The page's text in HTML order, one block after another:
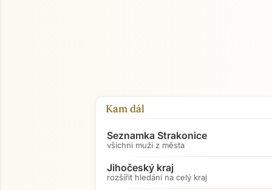
Kam dál
Seznamka Strakonice
všichni muži z města
Jihočeský kraj
rozšířit hledání na celý kraj